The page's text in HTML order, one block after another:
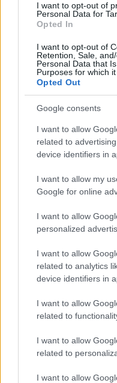
I want to opt-out of
Personal Data for
Opted In
I want to opt-out of
Retention, Sale,
Personal Data that
Purposes for which it
Opted Out
Google consents
I want to allow
related to
device identifiers in
I want to allow my
Google for online
I want to allow
personalized
I want to allow
related to analytics
device identifiers in
I want to allow
related to
I want to allow
related to
I want to allow
augusztus 8. – Az
Oroszlánkapu
sarkall
Időjárás 2026.
8.: Meleg, de az elmúlt
idő érkezik
Kövesd a Bien.hu